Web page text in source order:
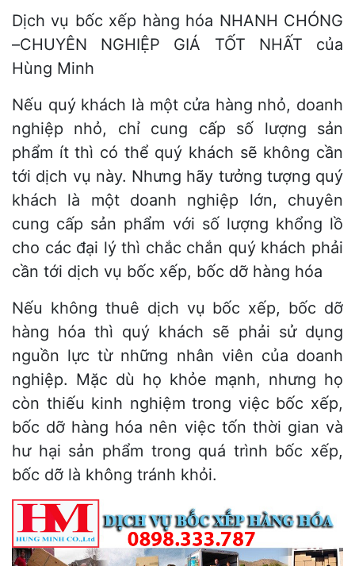
Dịch vụ bốc xếp hàng hóa NHANH CHÓNG
–CHUYÊN NGHIỆP GIÁ TỐT NHẤT của
Hùng Minh
Nếu quý khách là một cửa hàng nhỏ, doanh
nghiệp nhỏ, chỉ cung cấp số lượng sản
phẩm ít thì có thể quý khách sẽ không cần
tới dịch vụ này. Nhưng hãy tưởng tượng quý
khách là một doanh nghiệp lớn, chuyên
cung cấp sản phẩm với số lượng khổng lồ
cho các đại lý thì chắc chắn quý khách phải
cần tới dịch vụ bốc xếp, bốc dỡ hàng hóa
Nếu không thuê dịch vụ bốc xếp, bốc dỡ
hàng hóa thì quý khách sẽ phải sử dụng
nguồn lực từ những nhân viên của doanh
nghiệp. Mặc dù họ khỏe mạnh, nhưng họ
còn thiếu kinh nghiệm trong việc bốc xếp,
bốc dỡ hàng hóa nên việc tốn thời gian và
hư hại sản phẩm trong quá trình bốc xếp,
bốc dỡ là không tránh khỏi.